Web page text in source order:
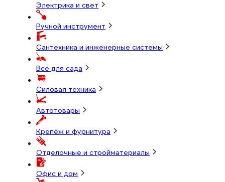
Электрика и свет
Ручной инструмент
Сантехника и инженерные системы
Всё для сада
Силовая техника
Автотовары
Крепёж и фурнитура
Отделочные и стройматериалы
Офис и дом